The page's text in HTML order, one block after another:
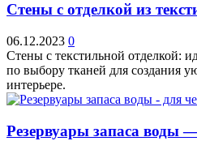
Стены с отделкой из
06.12.2023 0
Стены с текстильной отделкой:
по выбору тканей для создания
интерьере.
Резервуары запаса воды